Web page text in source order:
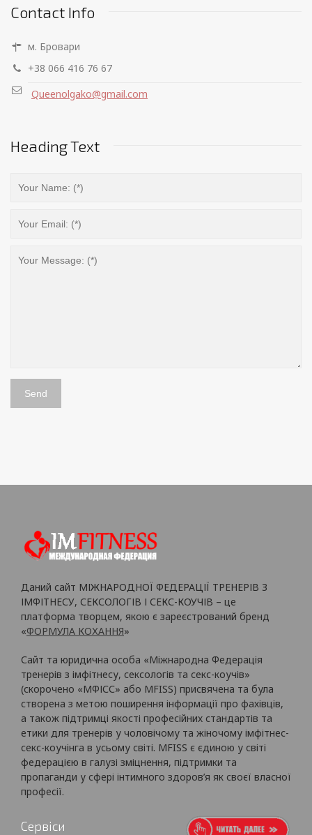
Contact Info
м. Бровари
+38 066 416 76 67
Queenolgako@gmail.com
Heading Text
Даний сайт МІЖНАРОДНОЇ ФЕДЕРАЦІЇ ТРЕНЕРІВ З
ІМФІТНЕСУ, СЕКСОЛОГІВ І СЕКС-КОУЧІВ – це
платформа творцем, якою є зареєстрований бренд
«ФОРМУЛА КОХАННЯ»
Сайт та юридична особа «Міжнародна Федерація
тренерів з імфітнесу, сексологів та секс-коучів»
(скорочено «МФІСС» або MFISS) присвячена та була
створена з метою поширення інформації про фахівців,
а також підтримці якості професійних стандартів та
етики для тренерів у чоловічому та жіночому імфітнес-
секс-коучінга в усьому світі. MFISS є єдиною у світі
федерацією в галузі зміцнення, підтримки та
пропаганди у сфері інтимного здоров’я як своєї власної
професії.
Сервіси